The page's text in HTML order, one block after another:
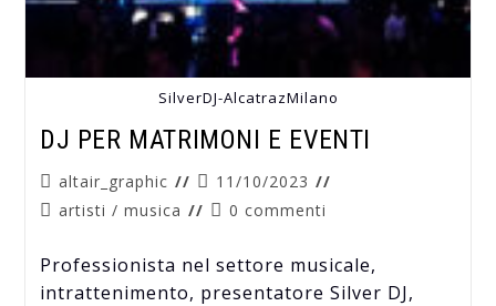
SilverDJ-AlcatrazMilano
DJ PER MATRIMONI E EVENTI
altair_graphic
11/10/2023
artisti / musica 0 commenti
Professionista nel settore musicale,
intrattenimento, presentatore Silver DJ,